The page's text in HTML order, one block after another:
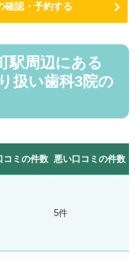
確認・予約する
駅周辺にある
扱い歯科3院の
コミの件数 悪い口コミの件数
5件